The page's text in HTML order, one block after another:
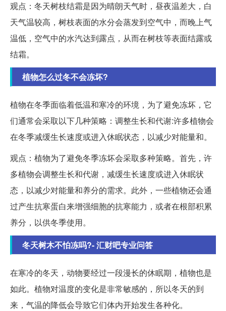
观点：冬天树枝结霜是因为晴朗天气时，昼夜温差大，白
天气温较高，树枝表面的水分会蒸发到空气中，而晚上气
温低，空气中的水汽达到露点，从而在树枝等表面结露或
结霜。
植物怎么过冬不会冻坏?
植物在冬季面临着低温和寒冷的环境，为了避免冻坏，它
们通常会采取以下几种策略：调整生长和代谢:许多植物会
在冬季减缓生长速度或进入休眠状态，以减少对能量和。
观点：植物为了避免冬季冻坏会采取多种策略。首先，许
多植物会调整生长和代谢，减缓生长速度或进入休眠状
态，以减少对能量和养分的需求。此外，一些植物还会通
过产生抗寒蛋白来增强细胞的抗寒能力，或者在根部积累
养分，以供冬季使用。
冬天树木不怕冻吗?- 汇财吧专业问答
在寒冷的冬天，动物要经过一段漫长的休眠期，植物也是
如此。植物对温度的变化是非常敏感的，所以冬天的到
来，气温的降低会导致它们体内开始发生各种化。